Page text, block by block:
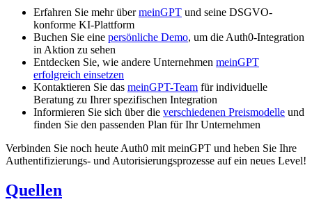
Erfahren Sie mehr übermeinGPT und seine DSGVO-
konforme KI-Plattform
Buchen Sie eine persönliche Demo, um die Auth0-Integration
in Aktion zu sehen
Entdecken Sie, wie andere Unternehmen meinGPT
erfolgreich einsetzen
Kontaktieren Sie das meinGPT-Team für individuelle
Beratung zu Ihrer spezifischen Integration
Informieren Sie sich über die verschiedenen Preismodelle und
finden Sie den passenden Plan für Ihr Unternehmen
Verbinden Sie noch heute Auth0 mit meinGPT und heben Sie Ihre
Authentifizierungs- und Autorisierungsprozesse auf ein neues Level!
Quellen